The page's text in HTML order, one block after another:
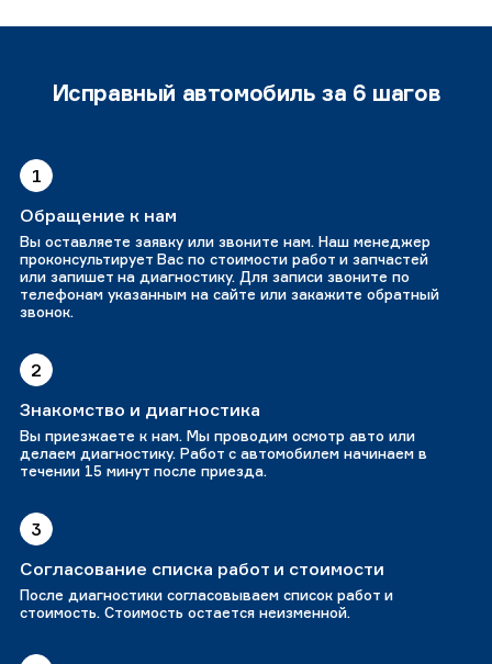
Исправный автомобиль за 6 шагов
1
Обращение к нам
Вы оставляете заявку или звоните нам. Наш менеджер
проконсультирует Вас по стоимости работ и запчастей
или запишет на диагностику. Для записи звоните по
телефонам указанным на сайте или закажите обратный
звонок.
2
Знакомство и диагностика
Вы приезжаете к нам. Мы проводим осмотр авто или
делаем диагностику. Работ с автомобилем начинаем в
течении 15 минут после приезда.
3
Согласование списка работ и стоимости
После диагностики согласовываем список работ и
стоимость. Стоимость остается неизменной.